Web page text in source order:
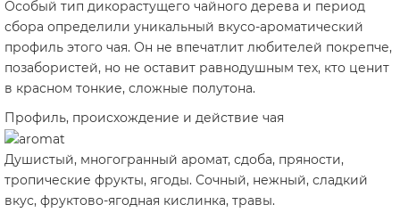
Особый тип дикорастущего чайного дерева и период
сбора определили уникальный вкусо-ароматический
профиль этого чая. Он не впечатлит любителей покрепче,
позабористей, но не оставит равнодушным тех, кто ценит
в красном тонкие, сложные полутона.
Профиль, происхождение и действие чая
Душистый, многогранный аромат, сдоба, пряности,
тропические фрукты, ягоды. Сочный, нежный, сладкий
вкус, фруктово-ягодная кислинка, травы.